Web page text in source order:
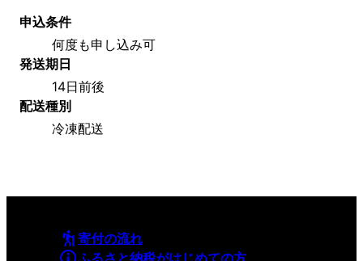
申込条件
何度も申し込み可
発送期日
14日前後
配送種別
冷凍配送
寄付の流れ